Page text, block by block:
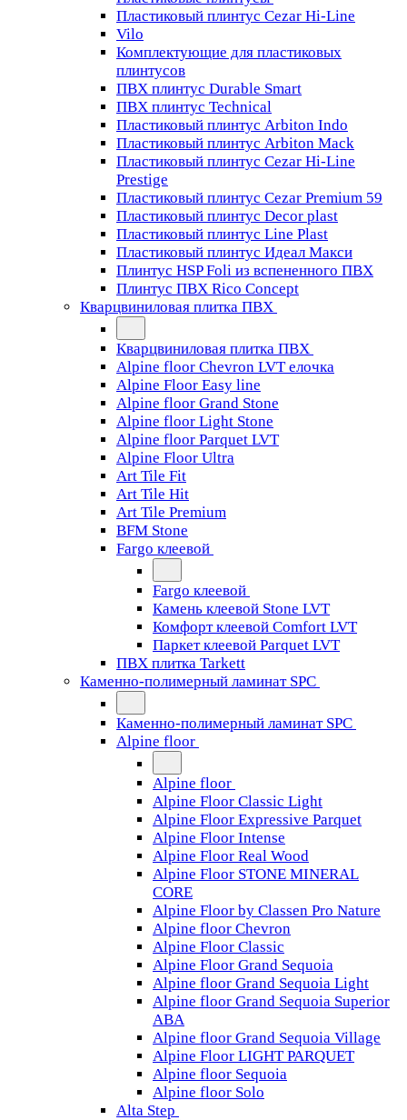
Пластиковый плинтус Cezar Hi-Line
Vilo
Комплектующие для пластиковых
плинтусов
ПВХ плинтус Durable Smart
ПВХ плинтус Technical
Пластиковый плинтус Arbiton Indo
Пластиковый плинтус Arbiton Mack
Пластиковый плинтус Cezar Hi-Line
Prestige
Пластиковый плинтус Cezar Premium 59
Пластиковый плинтус Decor plast
Пластиковый плинтус Line Plast
Пластиковый плинтус Идеал Макси
Плинтус HSP Foli из вспененного ПВХ
Плинтус ПВХ Rico Concept
Кварцвиниловая плитка ПВХ
Кварцвиниловая плитка ПВХ
Alpine floor Chevron LVT елочка
Alpine Floor Easy line
Alpine floor Grand Stone
Alpine floor Light Stone
Alpine floor Parquet LVT
Alpine Floor Ultra
Art Tile Fit
Art Tile Hit
Art Tile Premium
BFM Stone
Fargo клеевой
Fargo клеевой
Камень клеевой Stone LVT
Комфорт клеевой Comfort LVT
Паркет клеевой Parquet LVT
ПВХ плитка Tarkett
Каменно-полимерный ламинат SPC
Каменно-полимерный ламинат SPC
Alpine floor
Alpine floor
Alpine Floor Classic Light
Alpine Floor Expressive Parquet
Alpine Floor Intense
Alpine Floor Real Wood
Alpine Floor STONE MINERAL
CORE
Alpine Floor by Classen Pro Nature
Alpine floor Chevron
Alpine Floor Classic
Alpine Floor Grand Sequoia
Alpine floor Grand Sequoia Light
Alpine floor Grand Sequoia Superior
ABA
Alpine floor Grand Sequoia Village
Alpine Floor LIGHT PARQUET
Alpine floor Sequoia
Alpine floor Solo
Alta Step